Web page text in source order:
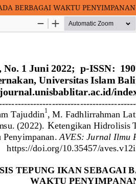
BERBAGAI WAKTU PENYIMPANAN